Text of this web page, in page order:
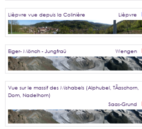
Lièpvre vue depuis la Colinière Lièpvre
Eiger- Mönch - Jungfraü Wengen
Vue sur le massif des Mishabels (Alphubel, TÃ¤schorn,
Dom, Nadelhorn)
Saas-Grund